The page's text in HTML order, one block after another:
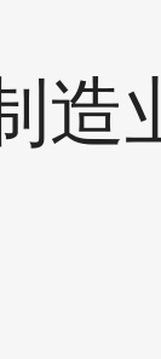
油墨 丝印
造